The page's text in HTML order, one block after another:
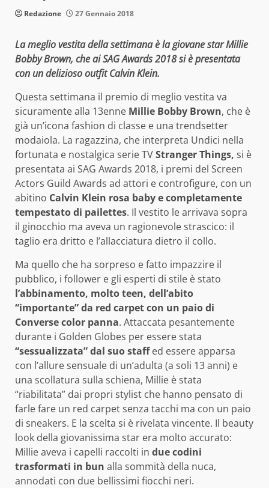
Redazione 27 Gennaio 2018
La meglio vestita della settimana è la giovane star Millie
Bobby Brown, che ai SAG Awards 2018 si è presentata
con un delizioso outfit Calvin Klein.
Questa settimana il premio di meglio vestita va
sicuramente alla 13enne Millie Bobby Brown, che è
già un’icona fashion di classe e una trendsetter
modaiola. La ragazzina, che interpreta Undici nella
fortunata e nostalgica serie TVStranger Things, si è
presentata ai SAG Awards 2018, i premi del Screen
Actors Guild Awards ad attori e controfigure, con un
abitino Calvin Klein rosa baby e completamente
tempestato di pailettes. Il vestito le arrivava sopra
il ginocchio ma aveva un ragionevole strascico: il
taglio era dritto e l’allacciatura dietro il collo.
Ma quello che ha sorpreso e fatto impazzire il
pubblico, i follower e gli esperti di stile è stato
l’abbinamento, molto teen, dell’abito
“importante” da red carpet con un paio di
Converse color panna. Attaccata pesantemente
durante i Golden Globes per essere stata
“sessualizzata” dal suo staffed essere apparsa
con l’allure sensuale di un’adulta (a soli 13 anni) e
una scollatura sulla schiena, Millie è stata
“riabilitata” dai propri stylist che hanno pensato di
farle fare un red carpet senza tacchi ma con un paio
di sneakers. E la scelta si è rivelata vincente. Il beauty
look della giovanissima star era molto accurato:
Millie aveva i capelli raccolti in due codini
trasformati in bun alla sommità della nuca,
annodati con due bellissimi fiocchi neri.